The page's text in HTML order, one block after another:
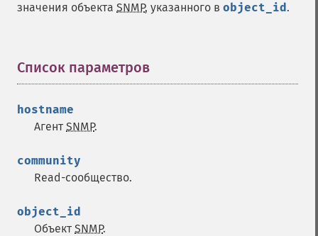
значения объекта SNMP, указанного в object_id.
Список параметров
hostname
Агент SNMP.
community
Read-сообщество.
object_id
Объект SNMP.